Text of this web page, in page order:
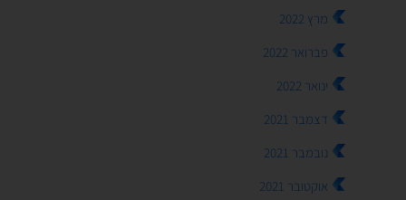
מרץ 2022
פברואר 2022
ינואר 2022
דצמבר 2021
נובמבר 2021
אוקטובר 2021